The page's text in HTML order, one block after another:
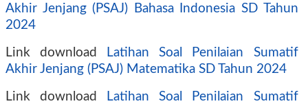
Akhir Jenjang (PSAJ) Bahasa Indonesia SD Tahun
2024
Link download
Latihan Soal Penilaian Sumatif
Akhir Jenjang (PSAJ) Matematika SD Tahun 2024
Link download
Latihan Soal Penilaian Sumatif